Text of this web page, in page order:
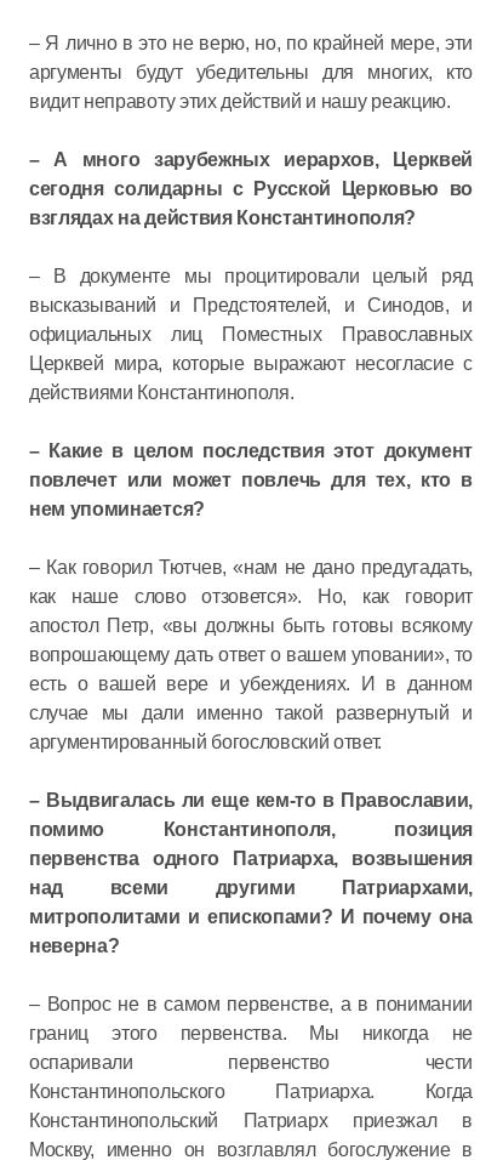
– Я лично в это не верю, но, по крайней мере, эти
аргументы будут убедительны для многих, кто
видит неправоту этих действий и нашу реакцию.
– А много зарубежных иерархов, Церквей
сегодня солидарны с Русской Церковью во
взглядах на действия Константинополя?
– В документе мы процитировали целый ряд
высказываний и Предстоятелей, и Синодов, и
официальных лиц Поместных Православных
Церквей мира, которые выражают несогласие с
действиями Константинополя.
– Какие в целом последствия этот документ
повлечет или может повлечь для тех, кто в
нем упоминается?
– Как говорил Тютчев, «нам не дано предугадать,
как наше слово отзовется». Но, как говорит
апостол Петр, «вы должны быть готовы всякому
вопрошающему дать ответ о вашем уповании», то
есть о вашей вере и убеждениях. И в данном
случае мы дали именно такой развернутый и
аргументированный богословский ответ.
– Выдвигалась ли еще кем-то в Православии,
помимо Константинополя, позиция
первенства одного Патриарха, возвышения
над всеми другими Патриархами,
митрополитами и епископами? И почему она
неверна?
– Вопрос не в самом первенстве, а в понимании
границ этого первенства. Мы никогда не
оспаривали первенство чести
Константинопольского Патриарха. Когда
Константинопольский Патриарх приезжал в
Москву, именно он возглавлял богослужение в